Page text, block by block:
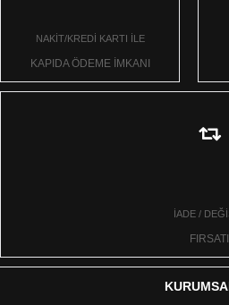
NAKİT/KREDİ KARTI İLE
KAPIDA ÖDEME İMKANI
İADE /
FIRSATI